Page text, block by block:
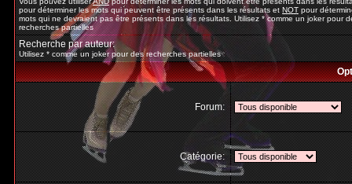
pour déterminer les mots qui peuvent être présents dans les résultats etNOTpour
mots qui ne devraient pas être présents dans les résultats. Utilisez * comme un joker pour
recherches partielles
Recherche par auteur:
Utilisez * comme un joker pour des recherches partielles
Forum:
Catégorie: